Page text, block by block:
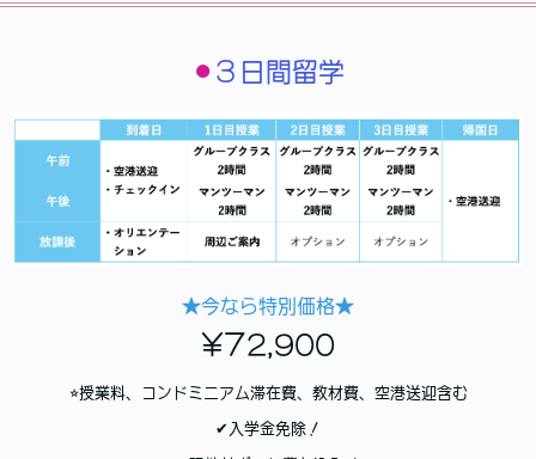
⚫︎ ３日間留学
★今なら特別価格★
¥72,900
⭐︎授業料、コンドミニアム滞在費、教材費、空港送迎含む
✔︎入学金免除！